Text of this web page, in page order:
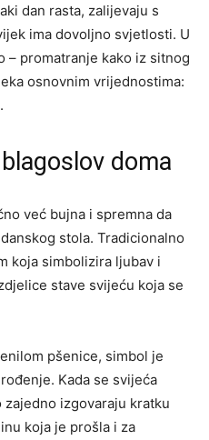
dan rasta, zalijevaju s
ima dovoljno svjetlosti. U
– promatranje kako iz sitnog
osnovnim vrijednostima:
doma
već bujna i spremna da
stola. Tradicionalno
koja simbolizira ljubav i
stave svijeću koja se
pšenice, simbol je
Kada se svijeća
izgovaraju kratku
koja je prošla i za